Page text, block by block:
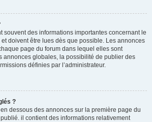
souvent des informations importantes concernant le
doivent être lues dès que possible. Les annonces
page du forum dans lequel elles sont
annonces globales, la possibilité de publier des
définies par l’administrateur.
?
dessous des annonces sur la première page du
il contient des informations relativement